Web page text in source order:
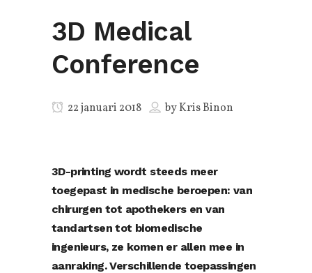
3D Medical
Conference
22 januari 2018 byKris Binon
3D-printing wordt steeds meer
toegepast in medische beroepen: van
chirurgen tot apothekers en van
tandartsen tot biomedische
ingenieurs, ze komen er allen mee in
aanraking. Verschillende toepassingen